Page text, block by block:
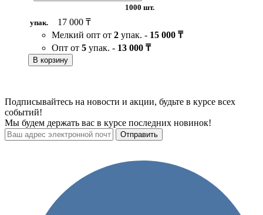
1000 шт.
упак.
17 000 ₸
Мелкий опт от 2 упак. - 15 000 ₸
Опт от 5 упак. - 13 000 ₸
В корзину
Подписывайтесь на новости и акции, будьте в курсе всех
событий!
Мы будем держать вас в курсе последних новинок!